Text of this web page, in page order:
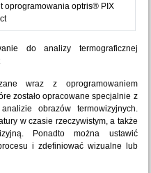
oprogramowania optris® PIX
do analizy termograficznej
wraz z oprogramowaniem
zostało opracowane specjalnie z
obrazów termowizyjnych.
w czasie rzeczywistym, a także
Ponadto można ustawić
i zdefiniować wizualne lub